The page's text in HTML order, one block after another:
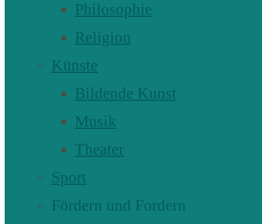
Philosophie
Religion
Künste
Bildende Kunst
Musik
Theater
Sport
Fördern und Fordern